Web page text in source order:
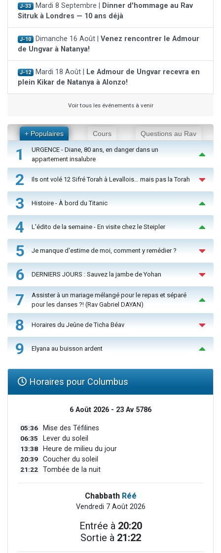
J-33 Mardi 8 Septembre |
Dinner d'hommage au Rav
Sitruk à Londres — 10 ans déjà
J-10 Dimanche 16 Août | Venez rencontrer le Admour
de Ungvar à Natanya!
J-12 Mardi 18 Août |
Le Admour de Ungvar recevra en
plein Kikar de Natanya à Alonzo!
Voir tous les événements à venir
+ Populaires Cours Questions au Rav
1
URGENCE - Diane, 80 ans, en danger dans un
appartement insalubre
2 Ils ont volé 12 Sifré Torah à Levallois… mais pas la Torah
3 Histoire - À bord du Titanic
4 L'édito de la semaine - En visite chez le Steipler
5 Je manque d'estime de moi, comment y remédier ?
6 DERNIERS JOURS : Sauvez la jambe de Yohan
7
Assister à un mariage mélangé pour le repas et séparé
pour les danses ?! (Rav Gabriel DAYAN)
8 Horaires du Jeûne de Ticha Béav
9 Elyana au buisson ardent
Horaires pour Columbus
6 Août 2026 - 23 Av 5786
05:36 Mise des Téfilines
06:35 Lever du soleil
13:38 Heure de milieu du jour
20:39 Coucher du soleil
21:22 Tombée de la nuit
Chabbath Réé
Vendredi 7 Août 2026
Entrée à 20:20
Sortie à 21:22